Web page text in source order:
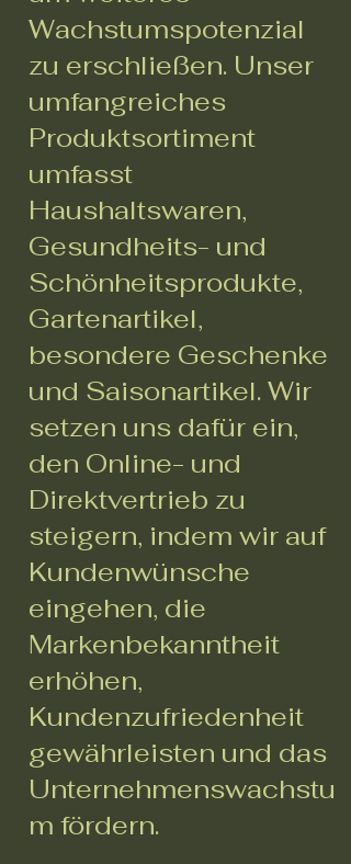
Wachstumspotenzial
zu erschließen. Unser
umfangreiches
Produktsortiment
umfasst
Haushaltswaren,
Gesundheits- und
Schönheitsprodukte,
Gartenartikel,
besondere Geschenke
und Saisonartikel. Wir
setzen uns dafür ein,
den Online- und
Direktvertrieb zu
steigern, indem wir auf
Kundenwünsche
eingehen, die
Markenbekanntheit
erhöhen,
Kundenzufriedenheit
gewährleisten und das
Unternehmenswachstu
m fördern.